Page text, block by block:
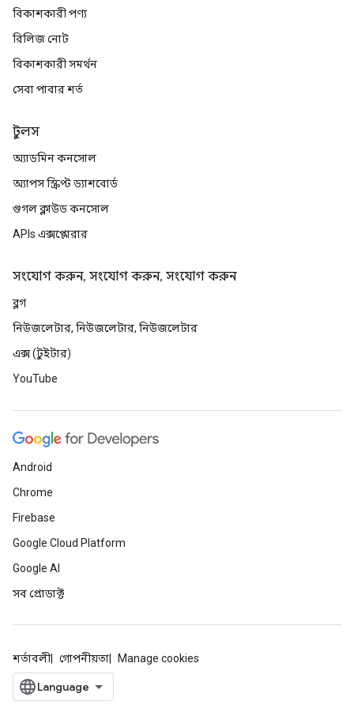
বিকাশকারী পণ্য
রিলিজ নোট
বিকাশকারী সমর্থন
সেবা পাবার শর্ত
টুলস
অ্যাডমিন কনসোল
অ্যাপস স্ক্রিপ্ট ড্যাশবোর্ড
গুগল ক্লাউড কনসোল
APIs এক্সপ্লোরার
সংযোগ করুন, সংযোগ করুন, সংযোগ করুন
ব্লগ
নিউজলেটার, নিউজলেটার, নিউজলেটার
এক্স (টুইটার)
YouTube
Android
Chrome
Firebase
Google Cloud Platform
Google AI
সব প্রোডাক্ট
শর্তাবলী গোপনীয়তা Manage cookies